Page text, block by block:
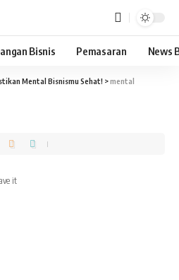
Bisnis Pemasaran News
Mental Bisnismu Sehat! >mental